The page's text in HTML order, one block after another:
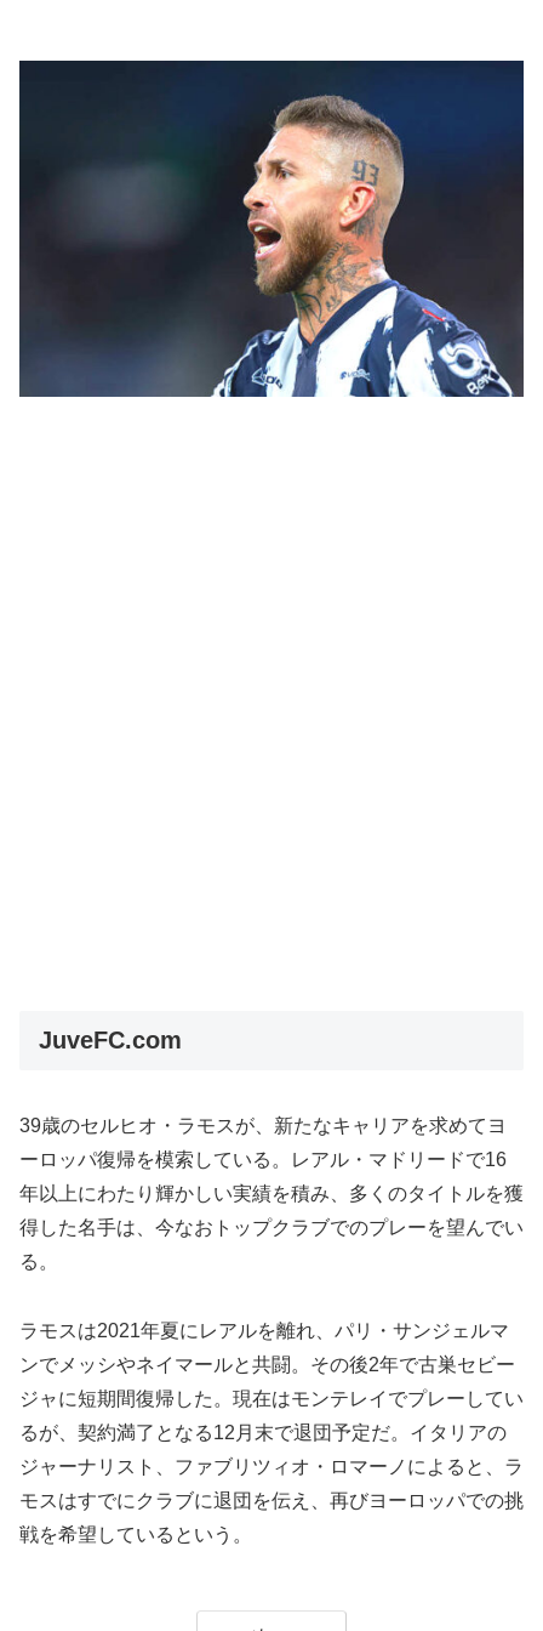
JuveFC.com
39歳のセルヒオ・ラモスが、新たなキャリアを求めてヨ
ーロッパ復帰を模索している。レアル・マドリードで16
年以上にわたり輝かしい実績を積み、多くのタイトルを獲
得した名手は、今なおトップクラブでのプレーを望んでい
る。
ラモスは2021年夏にレアルを離れ、パリ・サンジェルマ
ンでメッシやネイマールと共闘。その後2年で古巣セビー
ジャに短期間復帰した。現在はモンテレイでプレーしてい
るが、契約満了となる12月末で退団予定だ。イタリアの
ジャーナリスト、ファブリツィオ・ロマーノによると、ラ
モスはすでにクラブに退団を伝え、再びヨーロッパでの挑
戦を希望しているという。